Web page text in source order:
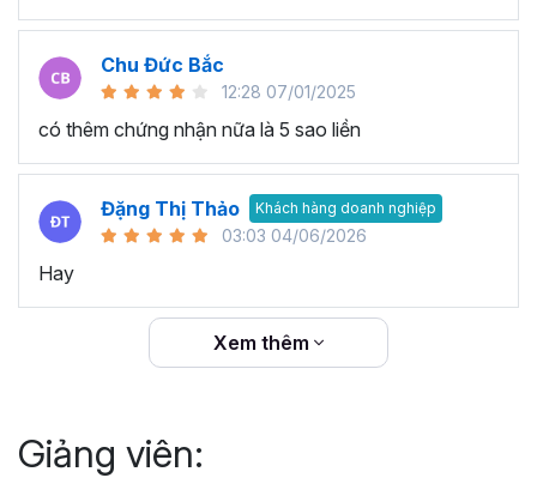
Chu Đức Bắc
12:28 07/01/2025
có thêm chứng nhận nữa là 5 sao liền
Đặng Thị Thảo Khách hàng doanh nghiệp
03:03 04/06/2026
Hay
Xem thêm
Giảng viên: